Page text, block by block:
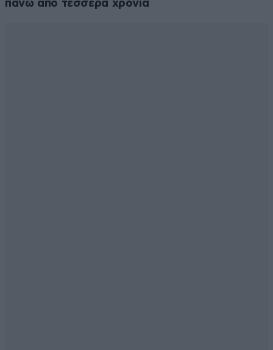
πάνω από τέσσερα χρόνια